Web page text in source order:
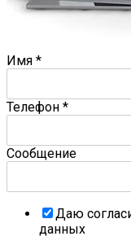
Имя *
Телефон *
Сообщение
Даю
данных